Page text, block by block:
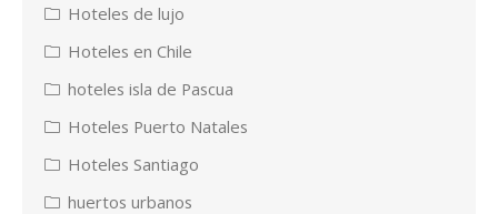
Hoteles de lujo
Hoteles en Chile
hoteles isla de Pascua
Hoteles Puerto Natales
Hoteles Santiago
huertos urbanos